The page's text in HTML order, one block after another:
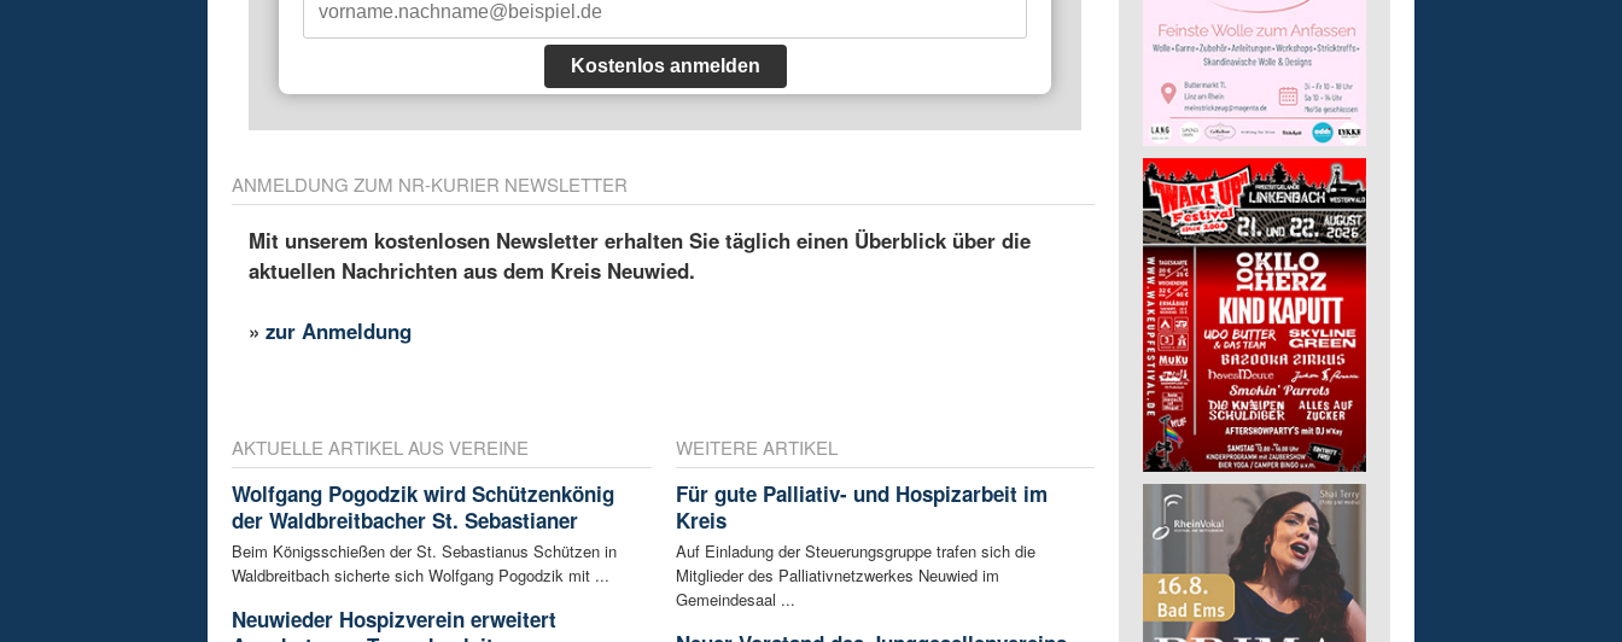
Kostenlos anmelden
ANMELDUNG ZUM NR-KURIER NEWSLETTER
Mit unserem kostenlosen Newsletter erhalten Sie täglich einen Überblick über die
aktuellen Nachrichten aus dem Kreis Neuwied.
»zur Anmeldung
AKTUELLE ARTIKEL AUS VEREINE
Wolfgang Pogodzik wird Schützenkönig
der Waldbreitbacher St. Sebastianer
Beim Königsschießen der St. Sebastianus Schützen in
Waldbreitbach sicherte sich Wolfgang Pogodzik mit ...
Neuwieder Hospizverein erweitert
WEITERE ARTIKEL
Für gute Palliativ- und Hospizarbeit im
Kreis
Auf Einladung der Steuerungsgruppe trafen sich die
Mitglieder des Palliativnetzwerkes Neuwied im
Gemeindesaal ...